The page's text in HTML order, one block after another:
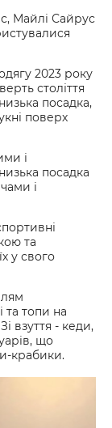
Майлі Сайрус
2023 року
століття
посадка,
поверх
і
посадка
і
та
у свого
та топи на
взуття - кеди,
що
крабики.